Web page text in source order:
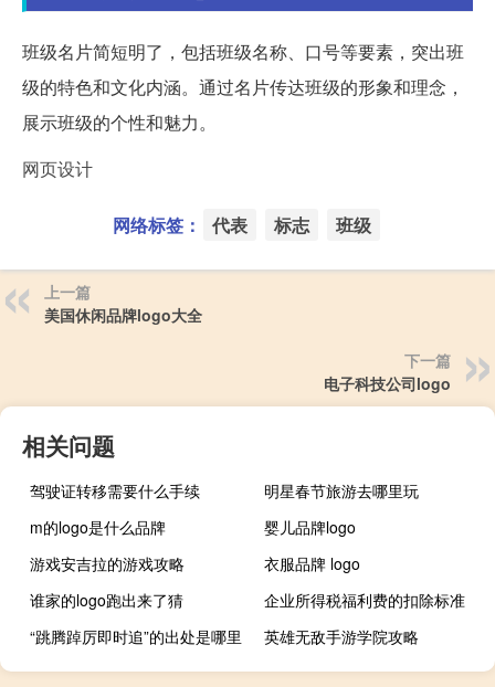
班级名片简短明了，包括班级名称、口号等要素，突出班
级的特色和文化内涵。通过名片传达班级的形象和理念，
展示班级的个性和魅力。
网页设计
网络标签： 代表 标志 班级
上一篇
美国休闲品牌logo大全
下一篇
电子科技公司logo
相关问题
驾驶证转移需要什么手续
明星春节旅游去哪里玩
m的logo是什么品牌
婴儿品牌logo
游戏安吉拉的游戏攻略
衣服品牌 logo
谁家的logo跑出来了猜
企业所得税福利费的扣除标准
“跳腾踔厉即时追”的出处是哪里
英雄无敌手游学院攻略